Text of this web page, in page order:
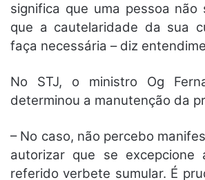
significa que uma pessoa não
que a cautelaridade da sua
faça necessária – diz
No STJ, o ministro Og
determinou a manutenção da
– No caso, não percebo
autorizar que se excepcione
referido verbete sumular. É